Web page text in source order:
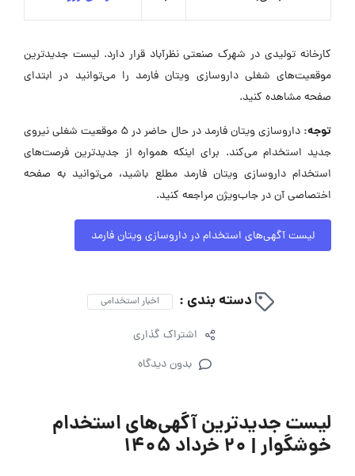
کارخانه تولیدی در شهرک صنعتی نظرآباد قرار دارد. لیست جدیدترین
موقعیت‌های شغلی داروسازی ویتان فارمد را می‌توانید در ابتدای
صفحه مشاهده کنید.
توجه:
داروسازی ویتان فارمد در حال حاضر در ۵ موقعیت شغلی نیروی
جدید استخدام می‌کند. برای اینکه همواره از جدیدترین فرصت‌های
استخدام داروسازی ویتان فارمد مطلع باشید، می‌توانید به صفحه
اختصاصی آن در جاب‌ویژن مراجعه کنید.
لیست آگهی‌های استخدام در داروسازی ویتان فارمد
دسته بندی : اخبار استخدامی
اشتراک گذاری
بدون دیدگاه
لیست جدیدترین آگهی‌های استخدام
خوشگوار | ۲۰ خرداد ۱۴۰۵